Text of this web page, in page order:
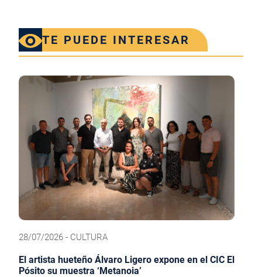
TE PUEDE INTERESAR
28/07/2026 - CULTURA
El artista hueteño Álvaro Ligero expone en el CIC El
Pósito su muestra ‘Metanoia’